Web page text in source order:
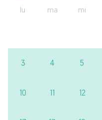
lu ma mi
3 4 5
10 11 12